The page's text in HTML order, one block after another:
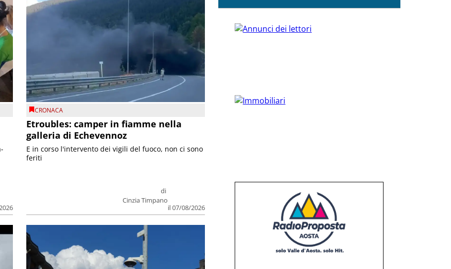
CRONACA
Etroubles: camper in fiamme nella
galleria di Echevennoz
di
Cinzia Timpano
il 07/08/2026
E in corso l'intervento dei vigili del fuoco, non ci sono
feriti